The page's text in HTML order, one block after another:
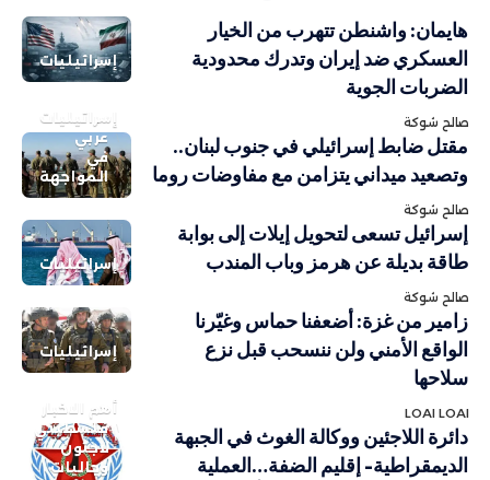
إسرائيليات
هايمان: واشنطن تتهرب من الخيار
العسكري ضد إيران وتدرك محدودية
الضربات الجوية
صالح شوكة
إسرائيليات
عربي
في
المواجهة
مقتل ضابط إسرائيلي في جنوب لبنان..
وتصعيد ميداني يتزامن مع مفاوضات روما
صالح شوكة
إسرائيليات
إسرائيل تسعى لتحويل إيلات إلى بوابة
طاقة بديلة عن هرمز وباب المندب
صالح شوكة
إسرائيليات
زامير من غزة: أضعفنا حماس وغيّرنا
الواقع الأمني ولن ننسحب قبل نزع
سلاحها
LOAI LOAI
أهم الاخبار
فلسطيني
لاجئون
وجاليات
دائرة اللاجئين ووكالة الغوث في الجبهة
الديمقراطية- إقليم الضفة…العملية